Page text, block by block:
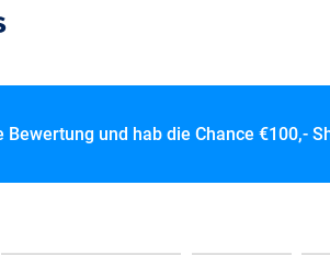
Bewertung und hab die Chance €100,-